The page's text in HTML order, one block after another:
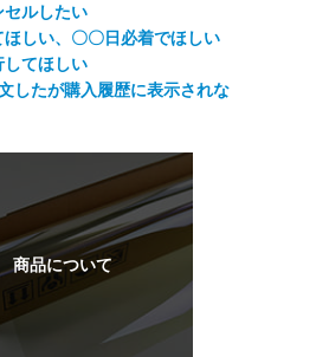
ルしたい
しい、〇〇日必着でほしい
てほしい
したが購入履歴に表示されな